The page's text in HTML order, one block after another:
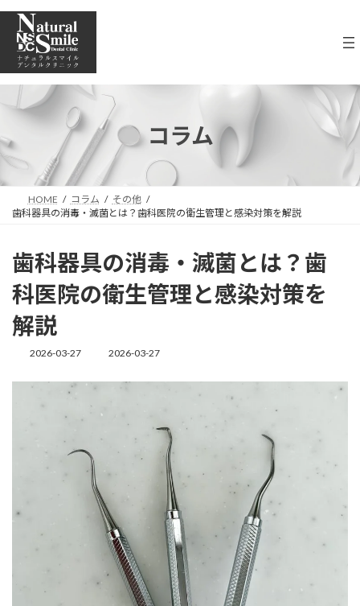
ツ
へ
ッ
プ
シ
ョ
移
動
コラム
HOME コラム
その他
歯科器具の消毒・滅菌とは？歯科医院の衛生管理と感染対策を解説
歯科器具の消毒・滅菌とは？歯
科医院の衛生管理と感染対策を
解説
2026-03-27
最
更
2026-03-27